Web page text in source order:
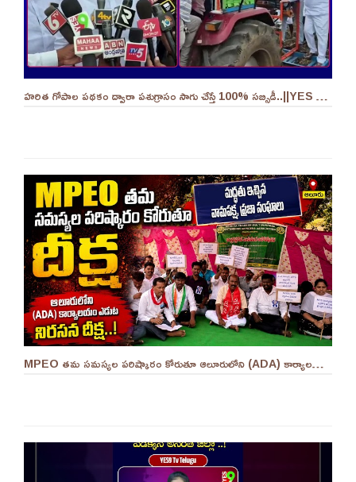
హరిత గోపాల పథకం ద్వారా పశుగ్రాసం సాగు చేస్తే 100% సబ్సిడీ..||YES 9TV
MPEO తమ సమస్యల పరిష్కారం కోరుతూ ఆలూరులోని (ADA) కార్యాలయం ఎదుట దీక్ష ||YES 9TV #kurnool